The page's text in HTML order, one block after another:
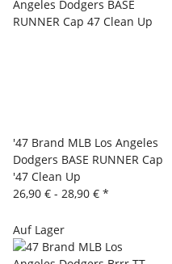
'47 Brand MLB Los Angeles
Dodgers BASE RUNNER Cap
'47 Clean Up
26,90 € - 28,90 € *
Auf Lager